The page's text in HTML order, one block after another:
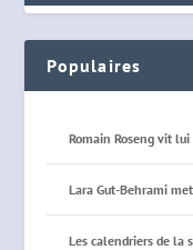
Populaires
Romain Roseng vit
Lara Gut-Behrami
Les calendriers de la